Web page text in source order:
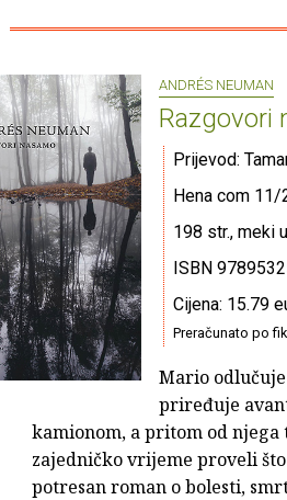
ANDRÉS NEUMAN
Razgovori
Prijevod:
Hena com 11/
198 str., meki
ISBN
Cijena: 15.79
Preračunato po
Mario
priređuje
kamionom, a pritom od njega
zajedničko vrijeme proveli
potresan roman o bolesti,